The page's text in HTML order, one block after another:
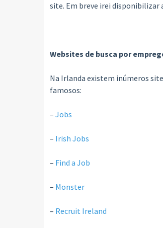
site. Em breve irei disponibilizar
Websites de busca por
Na Irlanda existem inúmeros
famosos:
– Jobs
– Irish Jobs
– Find a Job
– Monster
– Recruit Ireland